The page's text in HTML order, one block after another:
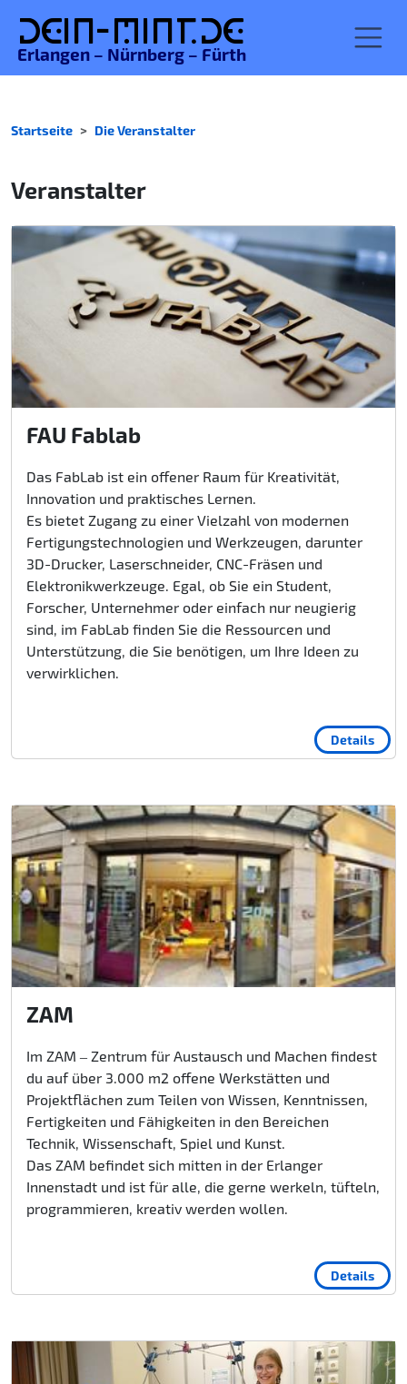
Dein-MINT.de
Erlangen – Nürnberg – Fürth
Startseite Die Veranstalter
Veranstalter
FAU Fablab
Das FabLab ist ein offener Raum für Kreativität,
Innovation und praktisches Lernen.
Es bietet Zugang zu einer Vielzahl von modernen
Fertigungstechnologien und Werkzeugen, darunter
3D-Drucker, Laserschneider, CNC-Fräsen und
Elektronikwerkzeuge. Egal, ob Sie ein Student,
Forscher, Unternehmer oder einfach nur neugierig
sind, im FabLab finden Sie die Ressourcen und
Unterstützung, die Sie benötigen, um Ihre Ideen zu
verwirklichen.
Details
ZAM
Im ZAM ‒ Zentrum für Austausch und Machen findest
du auf über 3.000 m2 offene Werkstätten und
Projektflächen zum Teilen von Wissen, Kenntnissen,
Fertigkeiten und Fähigkeiten in den Bereichen
Technik, Wissenschaft, Spiel und Kunst.
Das ZAM befindet sich mitten in der Erlanger
Innenstadt und ist für alle, die gerne werkeln, tüfteln,
programmieren, kreativ werden wollen.
Details